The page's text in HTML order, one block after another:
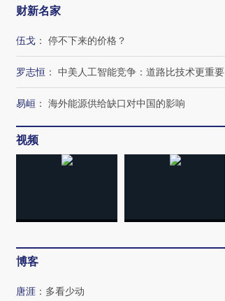
财新名家
伍戈 ： 停不下来的价格？
罗志恒 ： 中美人工智能竞争：道路比技术更重要
易峘 ： 海外能源供给缺口对中国的影响
视频
博客
唐涯 ： 多看少动